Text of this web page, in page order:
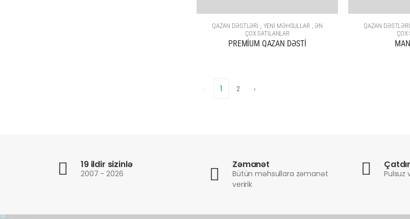
QAZAN DƏSTLƏRİ , YENİ MƏHSULLAR,ƏN
ÇOX SATILANLAR
PREMİUM QAZAN DƏSTİ
QAZAN DƏSTLƏRİ
ÇOX
1 2 ›
19 ildir sizinlə
2007 - 2026
Zəmanət
Bütün məhsullara zəmanət
veririk
Pulsuz